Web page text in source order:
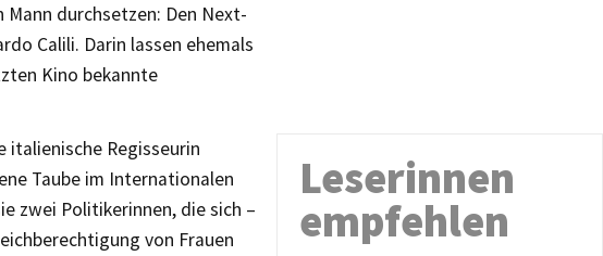
durchsetzen: Den Next-
Calili. Darin lassen ehemals
Kino bekannte
italienische Regisseurin
Taube im Internationalen
zwei Politikerinnen, die sich –
von Frauen
Leserinnen
empfehlen